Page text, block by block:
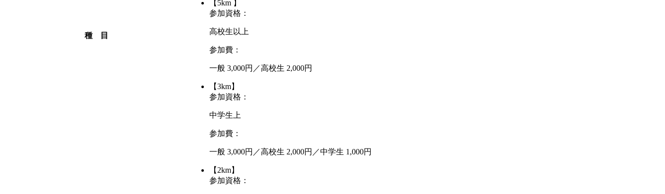
種 目
【5km 】
参加資格：
高校生以上
参加費：
一般 3,000円／高校生 2,000円
【3km】
参加資格：
中学生上
参加費：
一般 3,000円／高校生 2,000円／中学生 1,000円
【2km】
参加資格：